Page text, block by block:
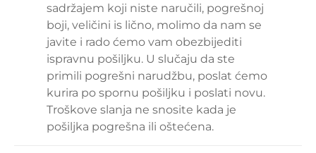
sadržajem koji niste naručili, pogrešnoj
boji, veličini is lično, molimo da nam se
javite i rado ćemo vam obezbijediti
ispravnu pošiljku. U slučaju da ste
primili pogrešni narudžbu, poslat ćemo
kurira po spornu pošiljku i poslati novu.
Troškove slanja ne snosite kada je
pošiljka pogrešna ili oštećena.